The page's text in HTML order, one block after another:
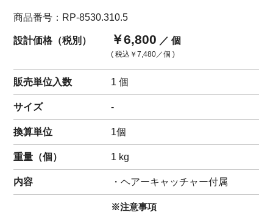
商品番号：RP-8530.310.5
設計価格（税別） ￥6,800 ／ 個
( 税込 ￥7,480／個 )
販売単位入数 1 個
サイズ -
換算単位 1個
重量（個 ） 1 kg
内容 ・ヘアーキャッチャー付属
※注意事項